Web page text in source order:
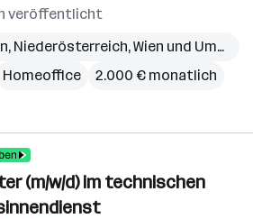
veröffentlicht
, Niederösterreich,Wien und Umgebung
Homeoffice 2.000 € monatlich
(m/w/d) im technischen